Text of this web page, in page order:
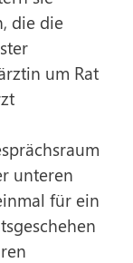
die die
um Rat
unteren
für ein